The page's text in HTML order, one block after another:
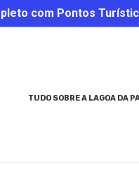
com Pontos
TUDO SOBRE A LAGOA DA